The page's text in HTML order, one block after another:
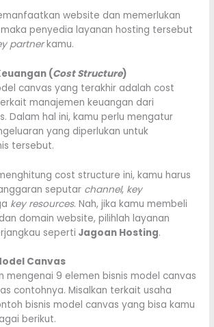
website dan memerlukan
penyedia layanan hosting tersebut
partnerkamu.
(Cost Structure)
canvas yang terakhir adalah cost
manajemen keuangan dari
Dalam hal ini, kamu perlu mengatur
yang diperlukan untuk
tersebut.
cost structure ini, kamu harus
seputar channel, key
key resources. Nah, jika kamu membeli
domain website, pilihlah layanan
seperti Jagoan Hosting.
Canvas
mengenai 9 elemen bisnis model canvas
contohnya. Misalkan terkait usaha
bisnis model canvas yang bisa kamu
berikut.